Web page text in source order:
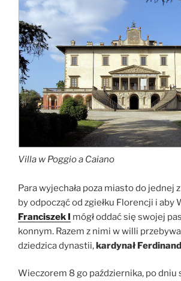
Villa w Poggio a Caiano
Para wyjechała poza miasto do jednej
by odpocząć od zgiełku Florencji i aby
Franciszek I mógł oddać się swojej
konnym. Razem z nimi w willi
dziedzica dynastii,kardynał
Wieczorem 8 go października, po dniu